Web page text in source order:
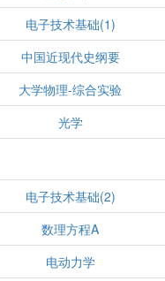
电子技术基础(1)
中国近现代史纲要
大学物理-综合实验
光学
电子技术基础(2)
数理方程A
电动力学